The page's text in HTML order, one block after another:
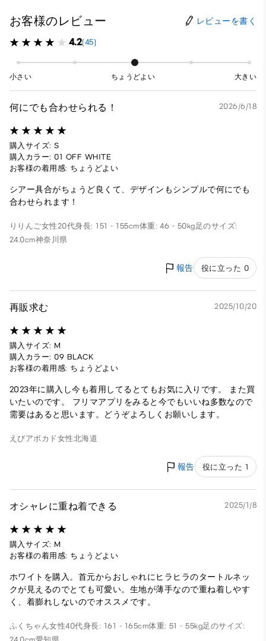
お客様のレビュー レビューを書く
4.2(45)
小さい ちょうどよい 大きい
何にでも合わせられる！ 2026/6/18
購入サイズ: S
購入カラー: 01 OFF WHITE
お客様の着用感: ちょうどよい
シアー具合がちょうど良くて、デザインもシンプルで何にでも
合わせられます！
りりんご女性20代身長: 151 - 155cm体重: 46 - 50kg足のサイズ:
24.0cm神奈川県
報告 役に立った 0
再販求む 2025/10/20
購入サイズ: M
購入カラー: 09 BLACK
お客様の着用感: ちょうどよい
2023年に購入し今も着用してるとてもお気に入りです。 また買
いたいのです。 フリマアプリをみると今でもいいね多数なので
需要はあると思います。どうぞよろしくお願いします。
えびアボカド 女性北海道
報告 役に立った 1
オシャレに重ね着できる 2025/1/8
購入サイズ: M
お客様の着用感: ちょうどよい
ホワイトを購入。首元からおしゃれにヒラヒラのタートルネッ
クが見えるのでとても可愛い。生地が薄手なので重ね着しやす
く、着膨れしないのでオススメです。
ふくちゃん女性40代身長: 161 - 165cm体重: 51 - 55kg足のサイズ: